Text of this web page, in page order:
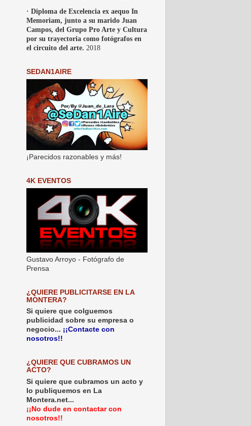
· Diploma de Excelencia ex aequo In
Memoriam, junto a su marido Juan
Campos, del Grupo Pro Arte y Cultura
por su trayectoria como fotógrafos en
el circuito del arte. 2018
SEDAN1AIRE
¡Parecidos razonables y más!
4K EVENTOS
Gustavo Arroyo - Fotógrafo de
Prensa
¿QUIERE PUBLICITARSE EN LA
MONTERA?
Si quiere que colguemos
publicidad sobre su empresa o
negocio... ¡¡Contacte con
nosotros!!
¿QUIERE QUE CUBRAMOS UN
ACTO?
Si quiere que cubramos un acto y
lo publiquemos en La
Montera.net...
¡¡No dude en contactar con
nosotros!!